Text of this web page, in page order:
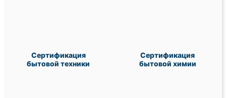
Сертификация
бытовой техники
Сертификация
бытовой химии